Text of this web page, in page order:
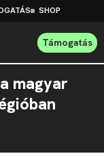
SHOP
Támogatás
magyar